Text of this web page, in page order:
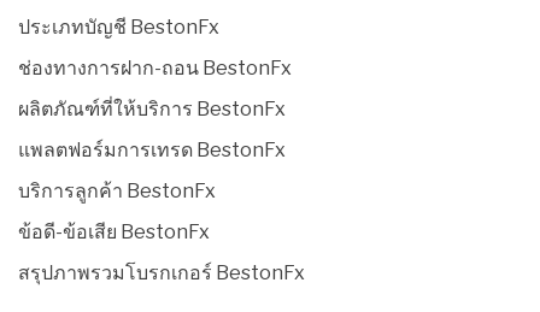
ประเภทบัญชี BestonFx
ช่องทางการฝาก-ถอน BestonFx
ผลิตภัณฑ์ที่ให้บริการ BestonFx
แพลตฟอร์มการเทรด BestonFx
บริการลูกค้า BestonFx
ข้อดี-ข้อเสีย BestonFx
สรุปภาพรวมโบรกเกอร์ BestonFx